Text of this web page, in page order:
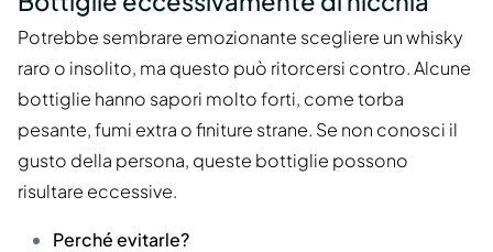
Potrebbe sembrare emozionante scegliere un whisky
raro o insolito, ma questo può ritorcersi contro. Alcune
bottiglie hanno sapori molto forti, come torba
pesante, fumi extra o finiture strane. Se non conosci il
gusto della persona, queste bottiglie possono
risultare eccessive.
Perché evitarle?